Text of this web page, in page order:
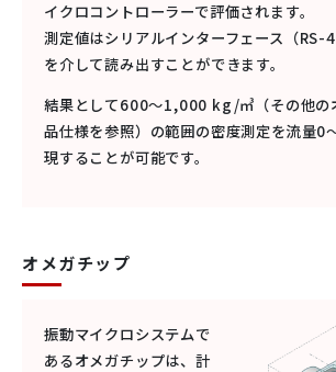
イクロコントローラーで評価されます。
測定値はシリアルインターフェース（RS-
を介して読み出すことができます。
結果として600～1,000 kg/㎥（その他の
品仕様を参照）の範囲の密度測定を流量0
現することが可能です。
オメガチップ
振動マイクロシステムで
あるオメガチップは、計